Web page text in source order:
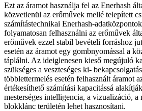
Ezt az áramot használja fel az Enerhash
közvetlenül az erőművek mellé telepített
számítástechnikai Enerhash-
folyamatosan felhasználni az erőművek
erőművek ezzel stabil bevételi forráshoz
esetén az áramot egy gombnyomással a
táplálni. Az ideiglenesen kieső megújuló
szükséges a veszteséges ki-
többlettermelés esetén felhasznált áramot
értékesíthető számítási kapacitássá
mesterséges intelligencia, a vizualizáció, a
blokklánc területén lehet hasznosítani.